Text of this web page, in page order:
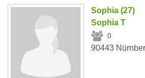
Sophia (27)
Sophia T
0
90443